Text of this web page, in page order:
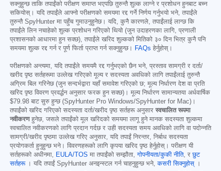
सक्नुहुन्छ ताकि तपाईंको परीक्षण समाप्त भएपछि तुरुन्तै शुल्क लाग्ने र प्रशोधन हुनबाट बच्न
सकियोस्। यदि तपाईंले आफ्नो परीक्षणको समयमा रद्द गर्ने निर्णय गर्नुभयो भने, तपाईंले
तुरुन्तै SpyHunter मा पहुँच गुमाउनुहुनेछ। यदि, कुनै कारणले, तपाईंलाई लाग्छ कि
तपाईंले लिन नचाहेको शुल्क प्रशोधन गरिएको थियो (जुन उदाहरणका लागि, प्रणाली
प्रशासनको आधारमा हुन सक्छ), तपाईंले खरिद शुल्कको मितिको ३० दिन भित्र कुनै पनि
समयमा शुल्क रद्द गर्न र पूर्ण फिर्ता प्राप्त गर्न सक्नुहुन्छ।
FAQs हेर्नुहोस्।
परीक्षणको अन्त्यमा, यदि तपाईंले समयमै रद्द गर्नुभएको छैन भने, प्रस्ताव सामग्री र दर्ता/
खरीद पृष्ठ सर्तहरूमा उल्लेख गरिएको मूल्य र सदस्यता अवधिको लागि तपाईंलाई तुरुन्तै
अग्रिम बिल गरिनेछ (जुन सन्दर्भद्वारा यहाँ समावेश गरिएको छ; मूल्य निर्धारण देश वा प्रति
खरिद पृष्ठ विवरण प्रवर्द्धन अनुसार फरक हुन सक्छ)। मूल्य निर्धारण सामान्यतया अर्धवार्षिक
$79.98 बाट सुरु हुन्छ (SpyHunter Pro Windows/SpyHunter for Mac)।
तपाईंको खरिद गरिएको सदस्यता दर्ता/खरीद पृष्ठ सर्तहरू अनुसार स्वचालित रूपमा
नवीकरणहुनेछ, जसले तपाईंको मूल खरिदको समयमा लागू हुने मानक सदस्यता शुल्कमा
स्वचालित नवीकरणको लागि प्रदान गर्दछ र उही सदस्यता समय अवधिको लागि वा पदोन्नति
सामग्री/खरीद पृष्ठमा उल्लेख गरिए अनुसार, यदि तपाईं निरन्तर, निर्बाध सदस्यता
प्रयोगकर्ता हुनुहुन्छ भने। विवरणहरूको लागि कृपया खरिद पृष्ठ हेर्नुहोस्। परीक्षण यी
सर्तहरूको अधीनमा, EULA/TOS मा तपाईंको सम्झौता,गोपनीयता/कुकी नीति, रछुट
सर्तहरू। यदि तपाईं SpyHunter अनइन्स्टल गर्न चाहनुहुन्छ भने,कसरी सिक्नुहोस् ।